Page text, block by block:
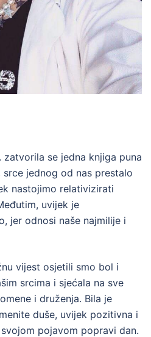
se jedna knjiga puna
jednog od nas prestalo
nastojimo relativizirati
uvijek je
jer odnosi naše najmilije i
vijest osjetili smo bol i
srcima i sjećala na sve
i druženja. Bila je
duše, uvijek pozitivna i
pojavom popravi dan.